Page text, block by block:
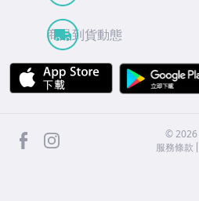
商品到貨動態
APP Store
facebook ©2026
服務條款